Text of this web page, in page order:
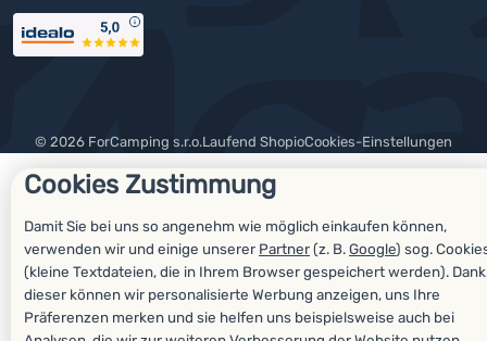
Cookies Zustimmung
Damit Sie bei uns so angenehm wie möglich einkaufen können,
verwenden wir und einige unserer Partner(z. B.Google) sog.
(kleine Textdateien, die in Ihrem Browser gespeichert werden). Dank
dieser können wir personalisierte Werbung anzeigen, uns Ihre
Präferenzen merken und sie helfen uns beispielsweise auch bei
Auszeichnungen
© 2026 ForCamping s.r.o. laufend ShopioCookies-Einstellungen